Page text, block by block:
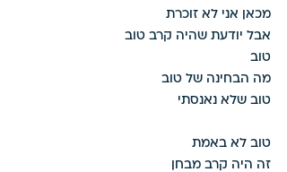
מכאן אני לא זוכרת
אבל יודעת שהיה קרב טוב
טוב
מה הבחינה של טוב
טוב שלא נאנסתי
טוב לא באמת
זה היה קרב מבחן